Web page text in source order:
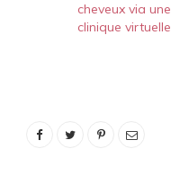
cheveux via une
clinique virtuelle